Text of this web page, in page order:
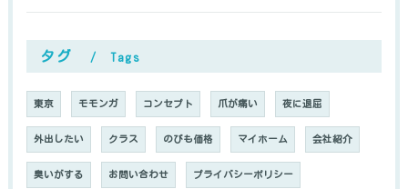
タグ Tags
東京 モモンガ コンセプト 爪が痛い 夜に退屈
外出したい クラス のびも価格 マイホーム 会社紹介
臭いがする お問い合わせ プライバシーポリシー